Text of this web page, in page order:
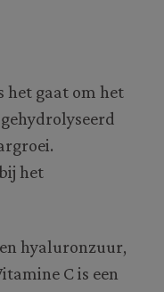
het gaat om het
het
hyaluronzuur,
C is een